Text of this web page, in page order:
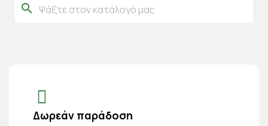
search
Δωρεάν παράδοση